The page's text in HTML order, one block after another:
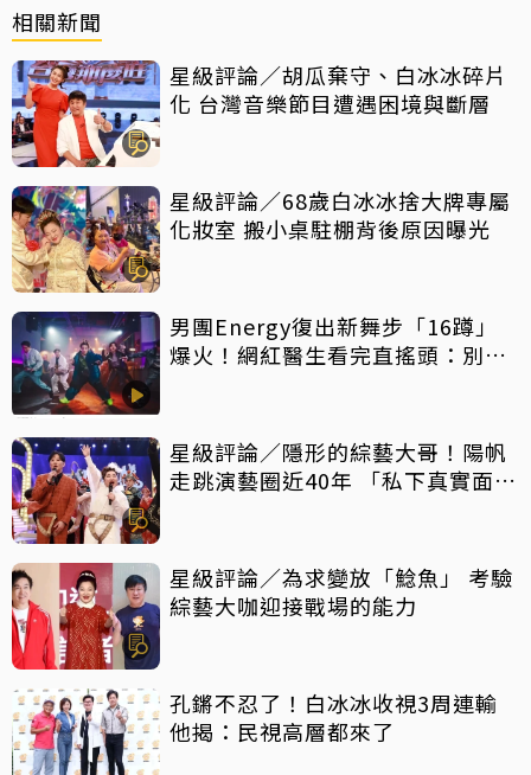
相關新聞
星級評論／胡瓜棄守、白冰冰碎片
化 台灣音樂節目遭遇困境與斷層
星級評論／68歲白冰冰捨大牌專屬
化妝室 搬小桌駐棚背後原因曝光
男團Energy復出新舞步「16蹲」
爆火！網紅醫生看完直搖頭：別亂
星級評論／隱形的綜藝大哥！陽帆
走跳演藝圈近40年 「私下真實面」
星級評論／為求變放「鯰魚」 考驗
綜藝大咖迎接戰場的能力
孔鏘不忍了！白冰冰收視3周連輸
他揭：民視高層都來了